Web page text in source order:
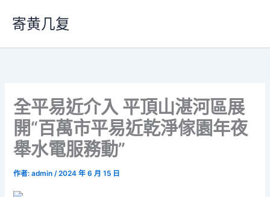
要
寄黄几复
全平易近介入 平頂山湛河區展
開“百萬市平易近乾淨傢園年夜
舉水電服務動”
作者:admin/2024 年 6 月 15 日